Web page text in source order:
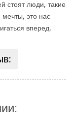
стоят люди, такие
мечты, это нас
вперед.